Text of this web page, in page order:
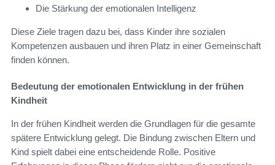
Die Stärkung der emotionalen Intelligenz
Diese Ziele tragen dazu bei, dass Kinder ihre sozialen
Kompetenzen ausbauen und ihren Platz in einer Gemeinschaft
finden können.
Bedeutung der emotionalen Entwicklung in der frühen
Kindheit
In der frühen Kindheit werden die Grundlagen für die gesamte
spätere Entwicklung gelegt. Die Bindung zwischen Eltern und
Kind spielt dabei eine entscheidende Rolle. Positive